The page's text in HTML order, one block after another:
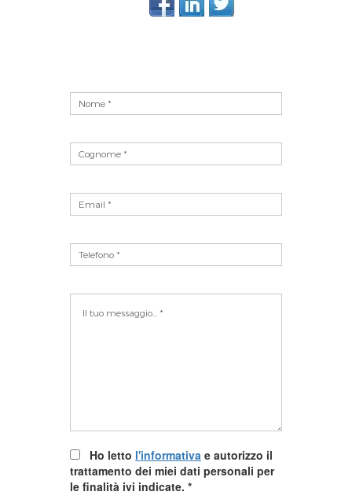
Ho letto l'informativa e autorizzo il
trattamento dei miei dati personali per
le finalità ivi indicate. *